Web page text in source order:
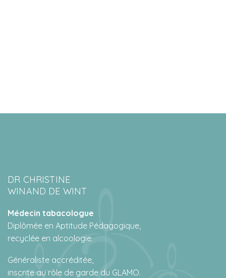
DR CHRISTINE
WINAND DE WINT
Médecin tabacologue
Diplômée en Aptitude Pédagogique,
recyclée en alcoologie.
Généraliste accréditée,
inscrite au rôle de garde du GLAMO.